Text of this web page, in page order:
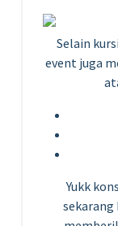
Selain
event juga
Yukk
sekarang